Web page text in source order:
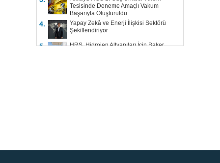
Tesisinde Deneme Amaçlı Vakum
Başarıyla Oluşturuldu
4.
Yapay Zekâ ve Enerji İlişkisi Sektörü
Şekillendiriyor
5.
HRS, Hidrojen Altyapıları İçin Baker